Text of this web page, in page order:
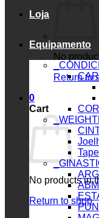
No
Return to
0
Cart
No products in
Return to shop
Loja
Equipamento